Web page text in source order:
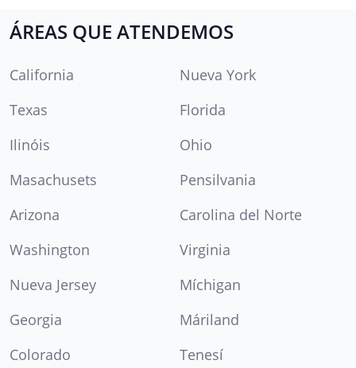
ÁREAS QUE ATENDEMOS
California
Nueva York
Texas
Florida
Ilinóis
Ohio
Masachusets
Pensilvania
Arizona
Carolina del Norte
Washington
Virginia
Nueva Jersey
Míchigan
Georgia
Máriland
Colorado
Tenesí